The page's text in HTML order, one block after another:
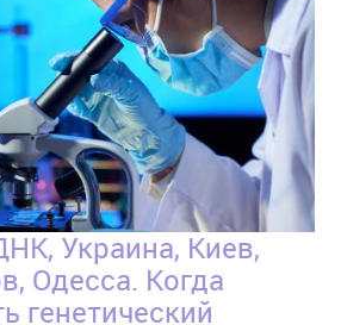
Украина, Киев,
Одесса. Когда
генетический